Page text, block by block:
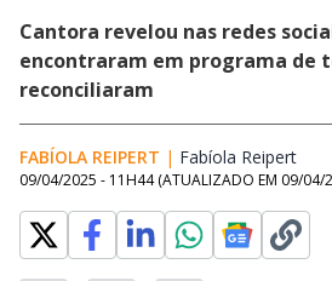
Cantora revelou nas redes
encontraram em programa de
reconciliaram
FABÍOLA REIPERT | Fabíola Reipert
09/04/2025 - 11H44 (ATUALIZADO EM 09/04/